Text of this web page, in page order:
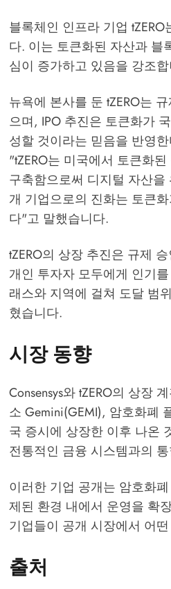
블록체인 인프라 기업
다. 이는 토큰화된 자산과 블
심이 증가하고 있음을 강조
뉴욕에 본사를 둔 tZERO는
으며, IPO 추진은 토큰화가
성할 것이라는 믿음을 반영
"tZERO는 미국에서 토큰화
구축함으로써 디지털 자산
개 기업으로의 진화는 토큰
다"고 말했습니다.
tZERO의 상장 추진은 규제
개인 투자자 모두에게 인기
래스와 지역에 걸쳐 도달 범
혔습니다.
시장 동향
Consensys와 tZERO의 상장
소 Gemini(GEMI), 암호화폐
국 증시에 상장한 이후 나온
전통적인 금융 시스템과의
이러한 기업 공개는 암호화
제된 환경 내에서 운영을 확
기업들이 공개 시장에서 어
출처